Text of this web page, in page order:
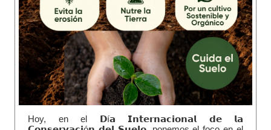
Hoy, en el 𝗗í𝗮 𝗜𝗻𝘁𝗲𝗿𝗻𝗮𝗰𝗶𝗼𝗻𝗮𝗹 𝗱𝗲 𝗹𝗮